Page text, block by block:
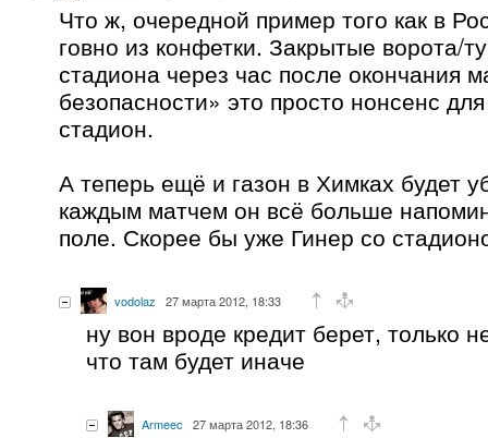
Что ж, очередной пример того как в
говно из конфетки. Закрытые ворота/
стадиона через час после окончания
безопасности» это просто нонсенс
стадион.
А теперь ещё и газон в Химках будет
каждым матчем он всё больше
поле. Скорее бы уже Гинер со
vodolaz 27 марта 2012, 18:33
ну вон вроде кредит берет, только
что там будет иначе
Armeec 27 марта 2012, 18:36